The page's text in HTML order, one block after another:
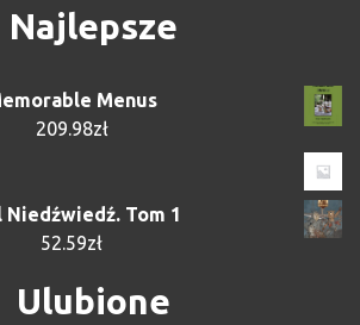
Najlepsze
Menus
209.98zł
Niedźwiedź. Tom 1
52.59zł
Ulubione